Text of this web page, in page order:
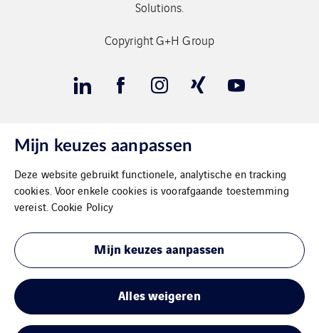
Solutions.
Copyright G+H Group
Contact
Gegevensbeschermimg
Impressum
Cookies
Sitemap
Mijn keuzes aanpassen
Deze website gebruikt functionele, analytische en tracking
cookies. Voor enkele cookies is voorafgaande toestemming
vereist. Cookie Policy
Mijn keuzes aanpassen
Alles weigeren